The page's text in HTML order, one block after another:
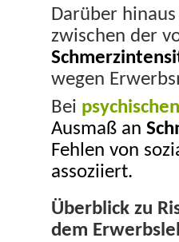
Darüber
zwischen der
wegen
Bei
Ausmaß an
Fehlen von
assoziiert.
Überblick zu
dem